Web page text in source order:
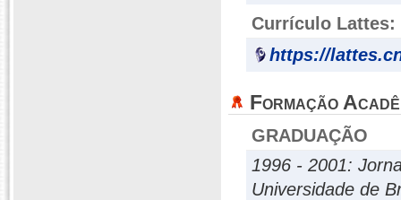
Currículo Lattes:
https://
Formação
GRADUAÇÃO
1996 - 2001:
Universidade de